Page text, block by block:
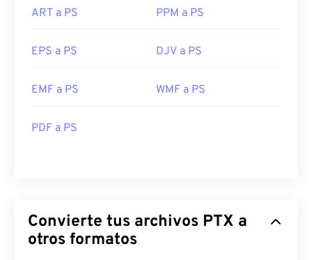
ART a PS PPM a PS
EPS a PS DJV a PS
EMF a PS WMF a PS
PDF a PS
Convierte tus archivos PTX a
otros formatos